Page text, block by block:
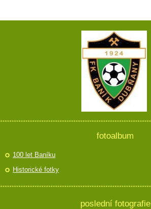
fotoalbum
100 let Baníku
Historické fotky
poslední fotografie